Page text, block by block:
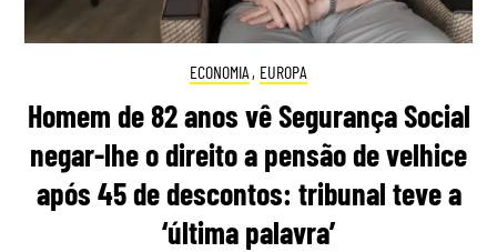
ECONOMIA , EUROPA
Homem de 82 anos vê Segurança Social
negar-lhe o direito a pensão de velhice
após 45 de descontos: tribunal teve a
‘última palavra’